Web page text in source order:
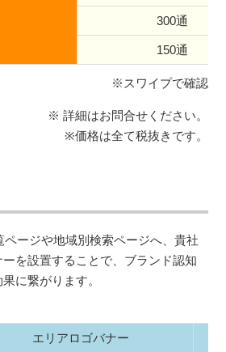
300通
150通
※スワイプで確認
※ 詳細はお問合せください。
※価格は全て税抜きです。
ページや地域別検索ページへ、貴社
を設置することで、ブランド認知
に繋がります。
エリアロゴバナー